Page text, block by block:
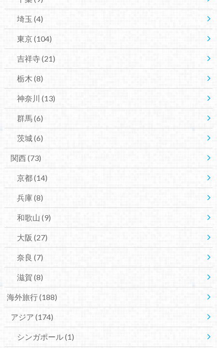
埼玉 (4)
東京(104)
吉祥寺(21)
栃木 (8)
神奈川 (13)
群馬(6)
茨城(6)
関西(73)
京都(14)
兵庫(8)
和歌山 (9)
大阪 (27)
奈良 (7)
滋賀 (8)
海外旅行(188)
アジア (174)
シンガポール(1)